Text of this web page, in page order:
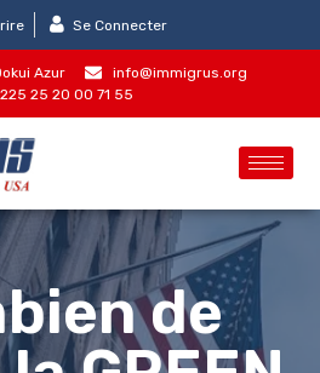
Azur
info@immigrus.org
25 20 00 71 55
Se Connecter
de